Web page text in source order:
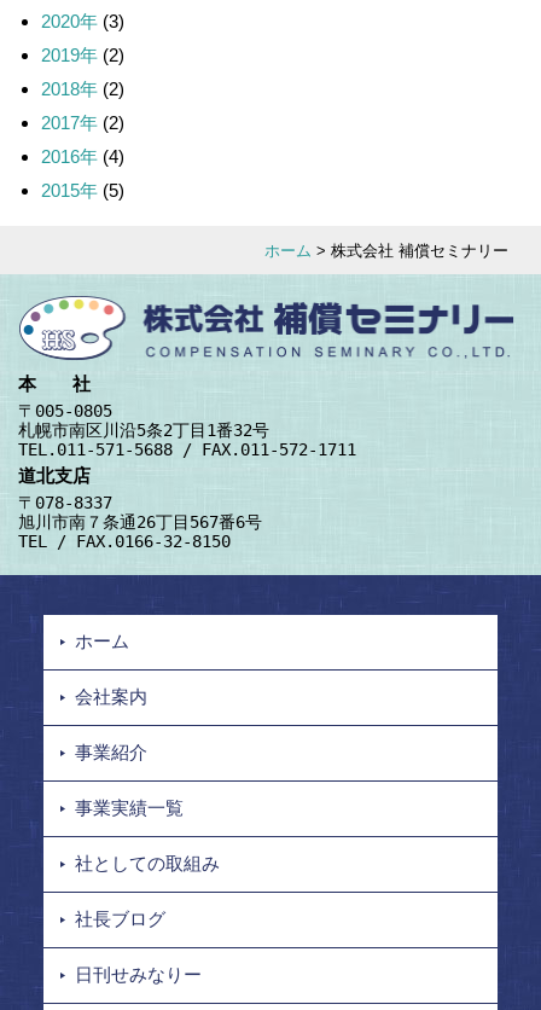
2020年(3)
2019年(2)
2018年(2)
2017年(2)
2016年(4)
2015年(5)
ホーム > 株式会社 補償セミナリー
本 社
〒005-0805
札幌市南区川沿5条2丁目1番32号
TEL.011-571-5688 / FAX.011-572-1711
道北支店
〒078-8337
旭川市南７条通26丁目567番6号
TEL / FAX.0166-32-8150
ホーム
会社案内
事業紹介
事業実績一覧
社としての取組み
社長ブログ
日刊せみなりー